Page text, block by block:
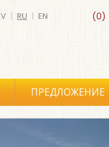
(0)
| RU | EN
ПРЕДЛОЖЕНИЕ